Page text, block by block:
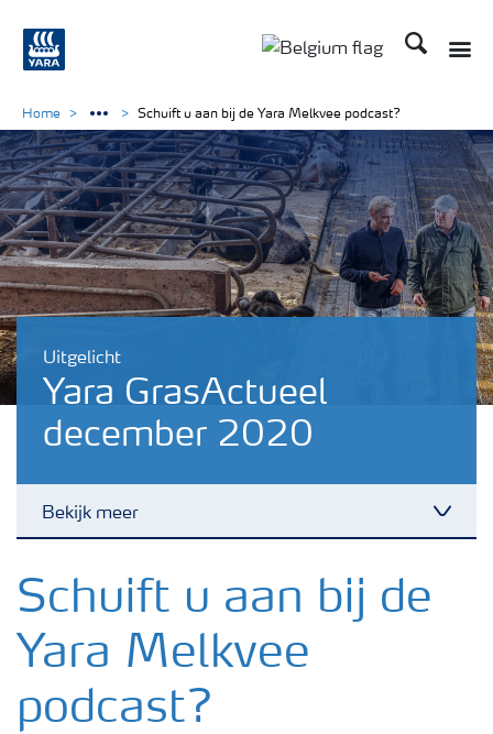
Zoek op
Uitgelicht
Yara GrasActueel
december 2020
Bekijk meer
Nieuwsbrieven
Gewassen
Meststoffen
Home Schuift u aan bij de Yara Melkvee podcast?
Schuift u aan bij de
Yara Melkvee
podcast?